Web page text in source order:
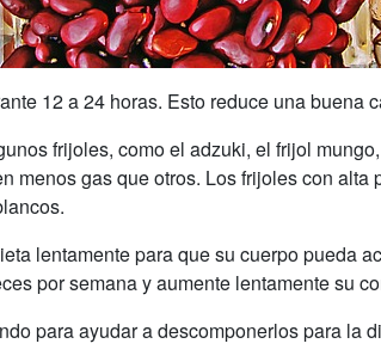
12 a 24 horas. Esto reduce una buena
frijoles, como el adzuki, el frijol
menos gas que otros. Los frijoles con
lentamente para que su cuerpo pueda
por semana y aumente lentamente su
para ayudar a descomponerlos para la